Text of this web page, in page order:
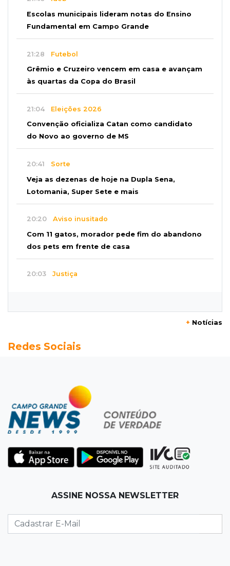
Escolas municipais lideram notas do Ensino
Fundamental em Campo Grande
21:28 Futebol
Grêmio e Cruzeiro vencem em casa e avançam
às quartas da Copa do Brasil
21:04 Eleições 2026
Convenção oficializa Catan como candidato
do Novo ao governo de MS
20:41 Sorte
Veja as dezenas de hoje na Dupla Sena,
Lotomania, Super Sete e mais
20:20 Aviso inusitado
Com 11 gatos, morador pede fim do abandono
dos pets em frente de casa
20:03 Justiça
Júri condena a 25 anos homem que atropelou
Banco Central reduz juros para 14% ao ano em
4º corte consecutivo
Dólar comercial fecha cotado a R$ 5,12 com
atenção ao cenário externo
Ideb
Estado, mas aprendizagem recua
+ Notícias
Redes Sociais
ASSINE NOSSA NEWSLETTER